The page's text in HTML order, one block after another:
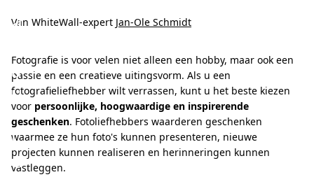
d
a
u
-
i
d
Van WhiteWall-expert Jan-Ole Schmidt
Fotografie is voor velen niet alleen een hobby, maar ook een
passie en een creatieve uitingsvorm. Als u een
fotografieliefhebber wilt verrassen, kunt u het beste kiezen
voor persoonlijke, hoogwaardige en inspirerende
geschenken. Fotoliefhebbers waarderen geschenken
waarmee ze hun foto's kunnen presenteren, nieuwe
projecten kunnen realiseren en herinneringen kunnen
vastleggen.